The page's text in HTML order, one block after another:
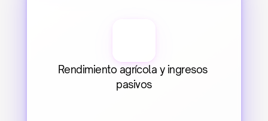
Rendimiento agrícola y ingresos
pasivos